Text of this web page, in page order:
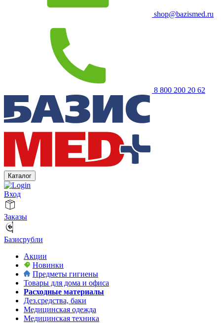
shop@bazismed.ru
8 800 200 20 62
Каталог
Вход
Заказы
Базисрубли
Акции
Новинки
Предметы гигиены
Товары для дома и офиса
Расходные материалы
Дез.средства, баки
Медицинская одежда
Медицинская техника